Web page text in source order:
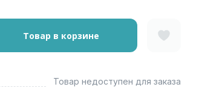
Товар в корзине
Товар недоступен для заказа